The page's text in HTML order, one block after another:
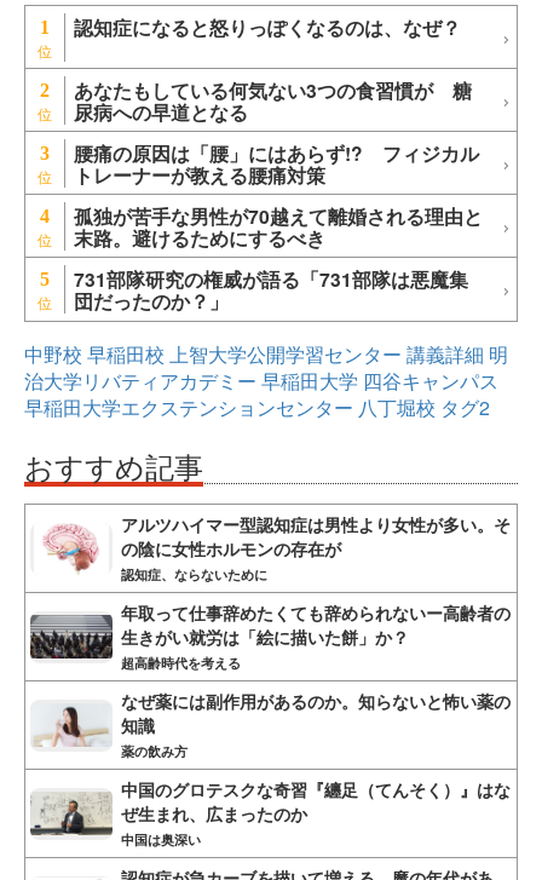
1 認知症になると怒りっぽくなるのは、なぜ？
2 あなたもしている何気ない3つの食習慣が 糖
尿病への早道となる
3 腰痛の原因は「腰」にはあらず!? フィジカル
トレーナーが教える腰痛対策
4 孤独が苦手な男性が70越えて離婚される理由と
末路。避けるためにするべき
5 731部隊研究の権威が語る「731部隊は悪魔集
団だったのか？」
中野校 早稲田校 上智大学公開学習センター 講義詳細 明
治大学リバティアカデミー 早稲田大学 四谷キャンパス
早稲田大学エクステンションセンター 八丁堀校 タグ2
おすすめ記事
アルツハイマー型認知症は男性より女性が多い。そ
の陰に女性ホルモンの存在が
認知症、ならないために
年取って仕事辞めたくても辞められないー高齢者の
生きがい就労は「絵に描いた餅」か？
超高齢時代を考える
なぜ薬には副作用があるのか。知らないと怖い薬の
知識
薬の飲み方
中国のグロテスクな奇習『纏足（てんそく）』はな
ぜ生まれ、広まったのか
中国は奥深い